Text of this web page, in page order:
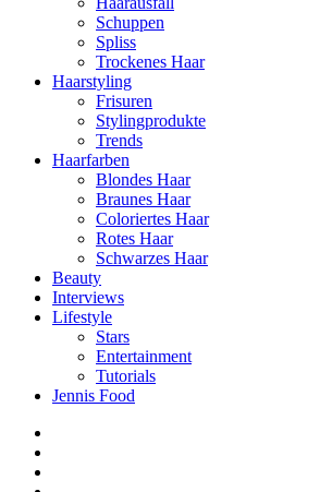
Schuppen
Spliss
Trockenes Haar
Haarstyling
Frisuren
Stylingprodukte
Trends
Haarfarben
Blondes Haar
Braunes Haar
Coloriertes Haar
Rotes Haar
Schwarzes Haar
Beauty
Interviews
Lifestyle
Stars
Entertainment
Tutorials
Jennis Food